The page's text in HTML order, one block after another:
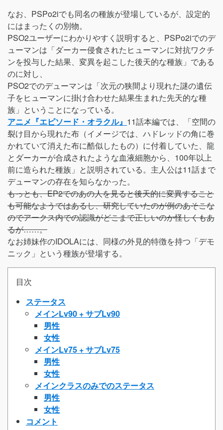
なお、PSPo2iでも同名の種族が登場しているが、設定的
にはまったくの別物。
PSO2ユーザーにわかりやすく説明すると、PSPo2iでのデ
ューマンは「ダーカー侵食されたヒューマンに対抗ワクチ
ンを投与した結果、変異を起こした後天的な種族」である
のに対し、
PSO2でのデューマンは「次元の狭間より現れた謎の遺伝
子をヒューマンに掛け合わせた結果生まれた先天的な種
族」ということになっている。
アニメ『エピソード・オラクル』 11話本編では、「空間の
裂け目から現れた布（イメージでは、ハドレッドの角に巻
かれていて消えた布に酷似したもの）に付着していた、龍
とダーカーが合成されたような血液細胞から、100年以上
前に造られた種族」と説明されている。主人公は11話まで
デューマンの存在を知らなかった。
もっとも、EP2でのあの人を見ると後天的に変異すること
も可能なようではあるし、研究していたのが例のあそこな
のでアークス内での認識がどこまで正しいのか怪しくもあ
るが……。
なお姉妹作のIDOLAには、同様の外見的特徴を持つ「デモ
ニック」という種族が登場する。
目次
ステータス
メインLv90 + サブLv90
男性
女性
メインLv75 + サブLv75
男性
女性
メインクラスのみでのステータス
男性
女性
コメント